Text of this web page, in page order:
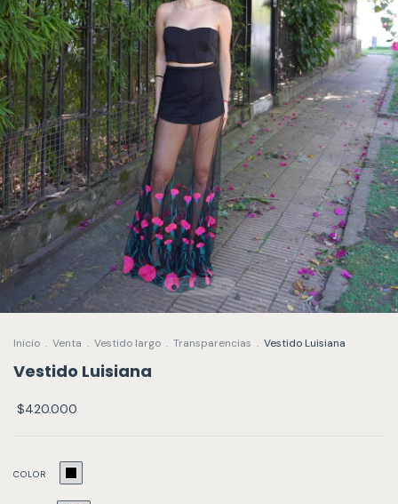
Inicio . Venta . Vestido largo . Transparencias . Vestido Luisiana
Vestido Luisiana
$420.000
COLOR